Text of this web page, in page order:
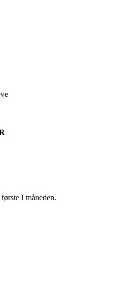
I måneden.